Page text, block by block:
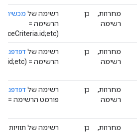
מחרוזת,
רשימה
כן רשימה של מכשירים
הרשימה =
(DeviceCriteria.id;DeviceCriteria.id;etc.).
מחרוזת,
רשימה
כן רשימה שלדפדפנים
הרשימה = (Browser.id;Browser.id;etc.).
מחרוזת,
רשימה
כן רשימה שלדפדפנים
פורמט הרשימה = (Browser.id;Browser.id;etc.).
מחרוזת,
כן
רשימה של תוויות